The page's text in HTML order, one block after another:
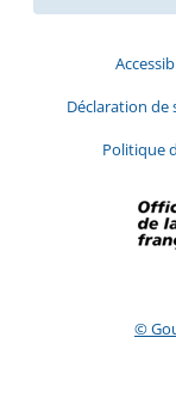
Déclaration de
Politique
©